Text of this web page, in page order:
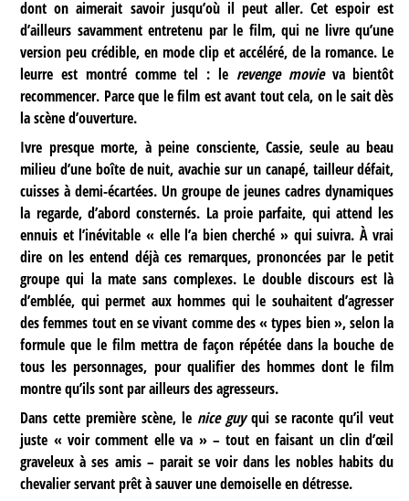
dont on aimerait savoir jusqu’où il peut aller. Cet espoir est
d’ailleurs savamment entretenu par le film, qui ne livre qu’une
version peu crédible, en mode clip et accéléré, de la romance. Le
leurre est montré comme tel : le revenge movieva bientôt
recommencer. Parce que le film est avant tout cela, on le sait dès
la scène d’ouverture.
Ivre presque morte, à peine consciente, Cassie, seule au beau
milieu d’une boîte de nuit, avachie sur un canapé, tailleur défait,
cuisses à demi-écartées. Un groupe de jeunes cadres dynamiques
la regarde, d’abord consternés. La proie parfaite, qui attend les
ennuis et l’inévitable « elle l’a bien cherché » qui suivra. À vrai
dire on les entend déjà ces remarques, prononcées par le petit
groupe qui la mate sans complexes. Le double discours est là
d’emblée, qui permet aux hommes qui le souhaitent d’agresser
des femmes tout en se vivant comme des « types bien », selon la
formule que le film mettra de façon répétée dans la bouche de
tous les personnages, pour qualifier des hommes dont le film
montre qu’ils sont par ailleurs des agresseurs.
Dans cette première scène, le nice guyqui se raconte qu’il veut
juste « voir comment elle va » – tout en faisant un clin d’œil
graveleux à ses amis – parait se voir dans les nobles habits du
chevalier servant prêt à sauver une demoiselle en détresse.